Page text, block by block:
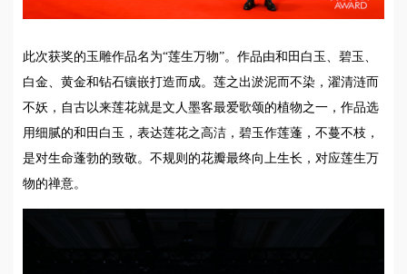
此次获奖的玉雕作品名为“莲生万物”。作品由和田白玉、碧玉、
白金、黄金和钻石镶嵌打造而成。莲之出淤泥而不染，濯清涟而
不妖，自古以来莲花就是文人墨客最爱歌颂的植物之一，作品选
用细腻的和田白玉，表达莲花之高洁，碧玉作莲蓬，不蔓不枝，
是对生命蓬勃的致敬。不规则的花瓣最终向上生长，对应莲生万
物的禅意。